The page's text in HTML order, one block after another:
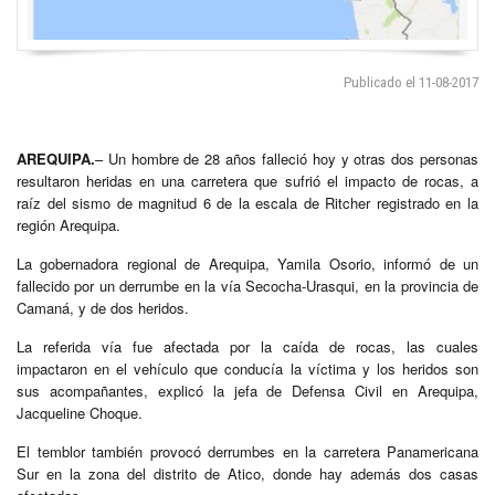
Publicado el 11-08-2017
AREQUIPA.– Un hombre de 28 años falleció hoy y otras dos personas
resultaron heridas en una carretera que sufrió el impacto de rocas, a
raíz del sismo de magnitud 6 de la escala de Ritcher registrado en la
región Arequipa.
La gobernadora regional de Arequipa, Yamila Osorio, informó de un
fallecido por un derrumbe en la vía Secocha-Urasqui, en la provincia de
Camaná, y de dos heridos.
La referida vía fue afectada por la caída de rocas, las cuales
impactaron en el vehículo que conducía la víctima y los heridos son
sus acompañantes, explicó la jefa de Defensa Civil en Arequipa,
Jacqueline Choque.
El temblor también provocó derrumbes en la carretera Panamericana
Sur en la zona del distrito de Atico, donde hay además dos casas